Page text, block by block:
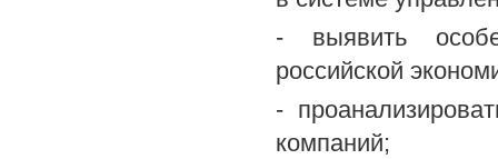
- выявить
российской
-
компаний;